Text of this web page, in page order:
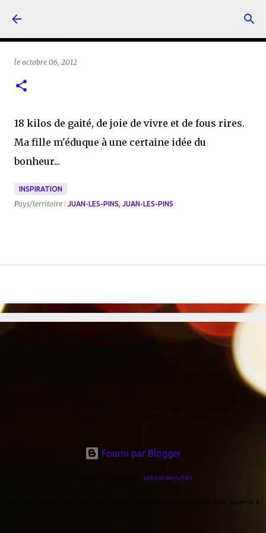
le octobre 06, 2012
18 kilos de gaité, de joie de vivre et de fous rires.
Ma fille m'éduque à une certaine idée du
bonheur...
INSPIRATION
Pays/territoire : JUAN-LES-PINS, JUAN-LES-PINS
Fourni par Blogger
sebastian-julian
Tous droits réservés. Toute utilisation, commerciale ou non, doit être soumise à